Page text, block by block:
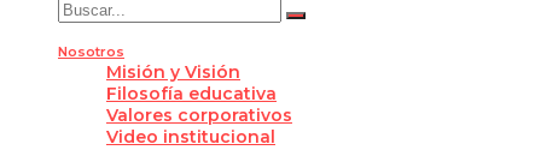
Nosotros
Misión y Visión
Filosofía educativa
Valores corporativos
Video institucional